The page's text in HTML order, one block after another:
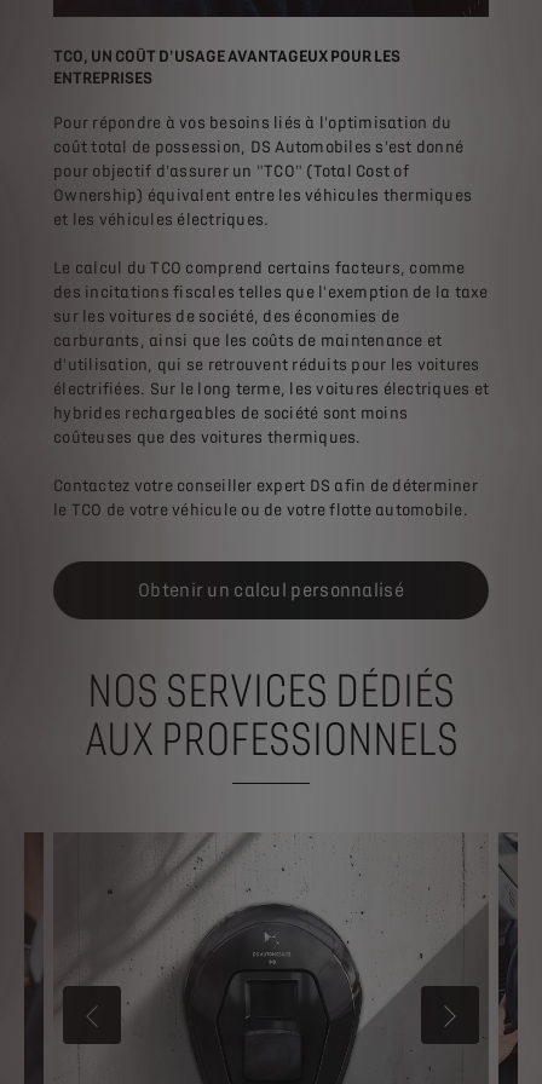
TCO, UN COÛT D'USAGE AVANTAGEUX POUR LES
ENTREPRISES
Pour répondre à vos besoins liés à l'optimisation du
coût total de possession, DS Automobiles s'est donné
pour objectif d'assurer un "TCO" (Total Cost of
Ownership) équivalent entre les véhicules thermiques
et les véhicules électriques.
Le calcul du TCO comprend certains facteurs, comme
des incitations fiscales telles que l'exemption de la taxe
sur les voitures de société, des économies de
carburants, ainsi que les coûts de maintenance et
d'utilisation, qui se retrouvent réduits pour les voitures
électrifiées. Sur le long terme, les voitures électriques et
hybrides rechargeables de société sont moins
coûteuses que des voitures thermiques.
Contactez votre conseiller expert DS afin de déterminer
le TCO de votre véhicule ou de votre flotte automobile.
Obtenir un calcul personnalisé
NOS SERVICES DÉDIÉS
AUX PROFESSIONNELS
PRÉCÉDENT SUIVANT